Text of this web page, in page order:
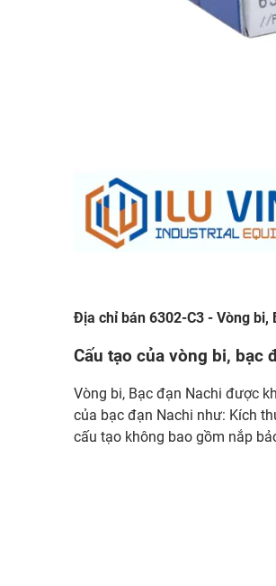
Địa chỉ bán 6302-C3 - Vòng bi,
Cấu tạo của vòng bi, bạc
Vòng bi, Bạc đạn Nachi được
của bạc đạn Nachi như: Kích
cấu tạo không bao gồm nắp